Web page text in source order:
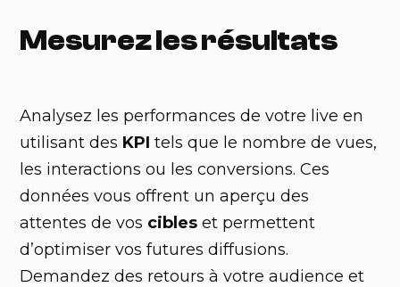
Mesurez les résultats
Analysez les performances de votre live en
utilisant des KPI tels que le nombre de vues,
les interactions ou les conversions. Ces
données vous offrent un aperçu des
attentes de vos cibles et permettent
d’optimiser vos futures diffusions.
Demandez des retours à votre audience et